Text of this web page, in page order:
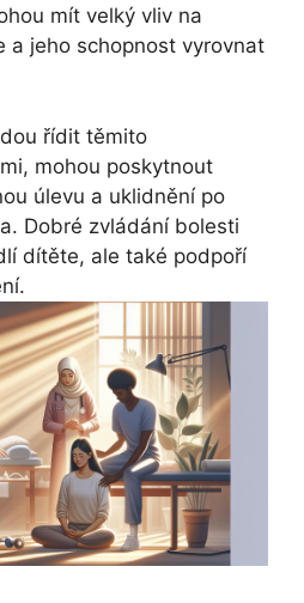
mít velký vliv na
a jeho schopnost vyrovnat
řídit těmito
mohou poskytnout
úlevu a uklidnění po
Dobré zvládání bolesti
dítěte, ale také podpoří